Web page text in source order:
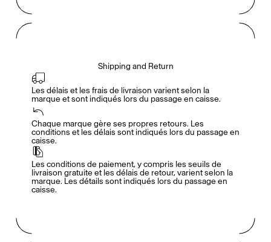
En/Fr
Accès complet pour les membres
Shipping and Return
Les délais et les frais de livraison varient selon la
marque et sont indiqués lors du passage en caisse.
Chaque marque gère ses propres retours. Les
conditions et les délais sont indiqués lors du passage en
caisse.
Les conditions de paiement, y compris les seuils de
livraison gratuite et les délais de retour, varient selon la
marque. Les détails sont indiqués lors du passage en
caisse.